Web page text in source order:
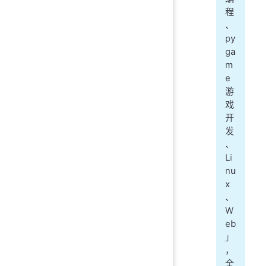
程
、
py
ga
m
e
游
戏
开
发
、
Li
nu
x
、
W
eb
」
，
全